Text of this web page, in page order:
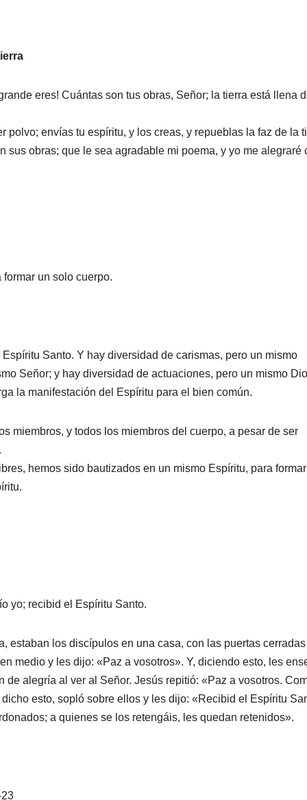
eres! Cuántas son tus obras, Señor; la tierra está llena
polvo; envías tu espíritu, y los creas, y repueblas la faz de la
sus obras; que le sea agradable mi poema, y yo me alegraré
un solo cuerpo.
Santo. Y hay diversidad de carismas, pero un mismo
Señor; y hay diversidad de actuaciones, pero un mismo
la manifestación del Espíritu para el bien común.
miembros, y todos los miembros del cuerpo, a pesar de ser
hemos sido bautizados en un mismo Espíritu, para
yo; recibid el Espíritu Santo.
estaban los discípulos en una casa, con las puertas
medio y les dijo: «Paz a vosotros». Y, diciendo esto, les
alegría al ver al Señor. Jesús repitió: «Paz a vosotros.
esto, sopló sobre ellos y les dijo: «Recibid el Espíritu
a quienes se los retengáis, les quedan retenidos».